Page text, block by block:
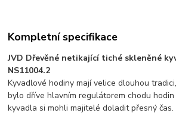
Kompletní specifikace
JVD Dřevěné netikající tiché skleněné
NS11004.2
Kyvadlové hodiny mají velice dlouhou
bylo dříve hlavním regulátorem chodu
kyvadla si mohli majitelé doladit přesný